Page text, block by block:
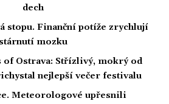
dech
stopu. Finanční potíže zrychlují
stárnutí mozku
of Ostrava: Střízlivý, mokrý od
nejlepší večer festivalu
Meteorologové upřesnili